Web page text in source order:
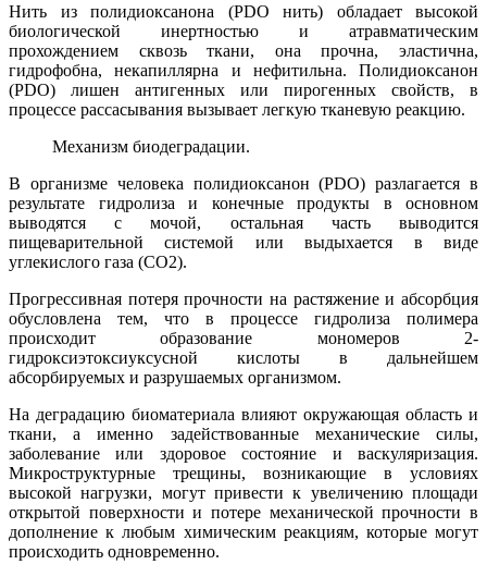
Нить из полидиоксанона (PDO нить) обладает высокой
биологической инертностью и атравматическим
прохождением сквозь ткани, она прочна, эластична,
гидрофобна, некапиллярна и нефитильна. Полидиоксанон
(PDO) лишен антигенных или пирогенных свойств, в
процессе рассасывания вызывает легкую тканевую реакцию.
Механизм биодеградации.
В организме человека полидиоксанон (PDO) разлагается в
результате гидролиза и конечные продукты в основном
выводятся с мочой, остальная часть выводится
пищеварительной системой или выдыхается в виде
углекислого газа (CO2).
Прогрессивная потеря прочности на растяжение и абсорбция
обусловлена тем, что в процессе гидролиза полимера
происходит образование мономеров 2-
гидроксиэтоксиуксусной кислоты в дальнейшем
абсорбируемых и разрушаемых организмом.
На деградацию биоматериала влияют окружающая область и
ткани, а именно задействованные механические силы,
заболевание или здоровое состояние и васкуляризация.
Микроструктурные трещины, возникающие в условиях
высокой нагрузки, могут привести к увеличению площади
открытой поверхности и потере механической прочности в
дополнение к любым химическим реакциям, которые могут
происходить одновременно.